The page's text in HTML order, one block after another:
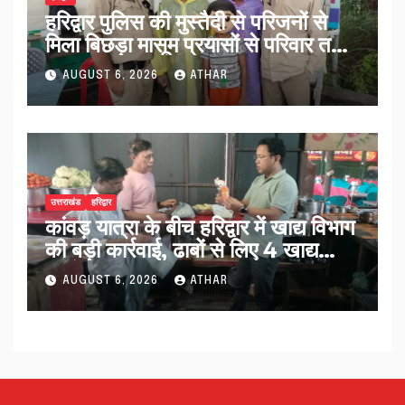
हरिद्वार पुलिस की मुस्तैदी से परिजनों से
मिला बिछड़ा मासूम प्रयासों से परिवार तक
पहुंचा काशी…
AUGUST 6, 2026 ATHAR
उत्तराखंड हरिद्वार
कांवड़ यात्रा के बीच हरिद्वार में खाद्य विभाग
की बड़ी कार्रवाई, ढाबों से लिए 4 खाद्य
नमूने…
AUGUST 6, 2026 ATHAR